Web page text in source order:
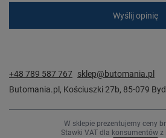
Wyślij opinię
+48 789 587 767 sklep@butomania.pl
Butomania.pl , Kościuszki 27b, 85-079
W sklepie prezentujemy ceny
Stawki VAT dla konsumentów z